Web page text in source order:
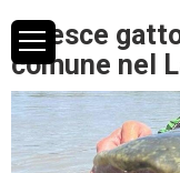
Il pesce
comune nel